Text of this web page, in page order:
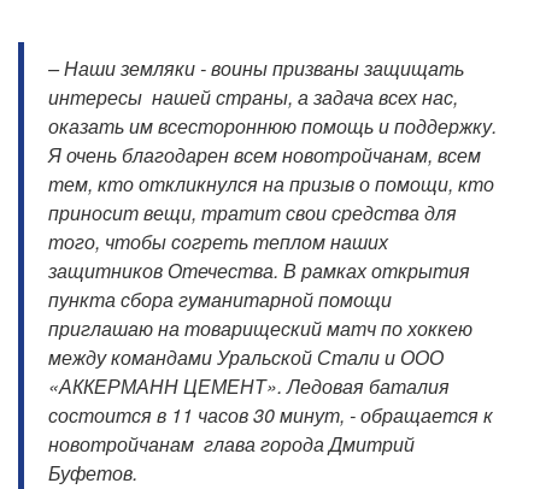
– Наши земляки - воины призваны защищать
интересы нашей страны, а задача всех нас,
оказать им всестороннюю помощь и поддержку.
Я очень благодарен всем новотройчанам, всем
тем, кто откликнулся на призыв о помощи, кто
приносит вещи, тратит свои средства для
того, чтобы согреть теплом наших
защитников Отечества. В рамках открытия
пункта сбора гуманитарной помощи
приглашаю на товарищеский матч по хоккею
между командами Уральской Стали и ООО
«АККЕРМАНН ЦЕМЕНТ». Ледовая баталия
состоится в 11 часов 30 минут, - обращается к
новотройчанам глава города Дмитрий
Буфетов.